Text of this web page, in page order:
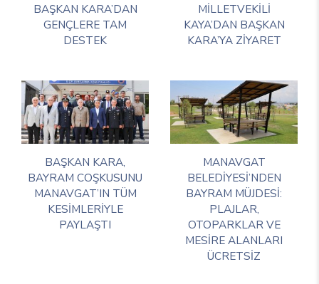
BAŞKAN KARA’DAN
GENÇLERE TAM
DESTEK
MİLLETVEKİLİ
KAYA’DAN BAŞKAN
KARA’YA ZİYARET
BAŞKAN KARA,
BAYRAM COŞKUSUNU
MANAVGAT’IN TÜM
KESİMLERİYLE
PAYLAŞTI
MANAVGAT
BELEDİYESİ’NDEN
BAYRAM MÜJDESİ:
PLAJLAR,
OTOPARKLAR VE
MESİRE ALANLARI
ÜCRETSİZ